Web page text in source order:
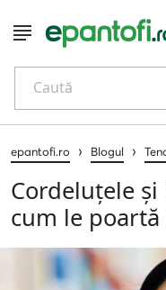
Caută
epantofi.ro › Blogul ›
Cordeluțele
cum le